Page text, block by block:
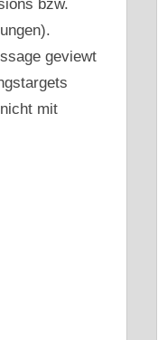
bzw.
geviewt
mit